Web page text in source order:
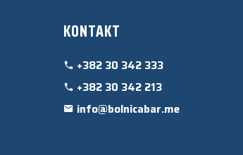
KONTAKT
+382 30 342 333
+382 30 342 213
info@bolnicabar.me